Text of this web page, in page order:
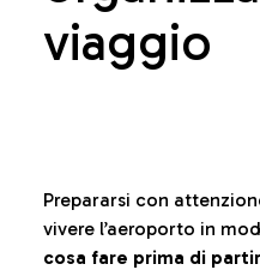
viaggio
Prepararsi con
vivere l’aeroporto in
cosa fare prima di